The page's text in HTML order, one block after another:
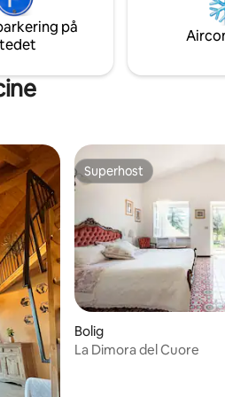
terrasse med
luksuriøse bløde møbler,
på
omtaler
Superhost
Superhost
Bolig
La Dimora del Cuore